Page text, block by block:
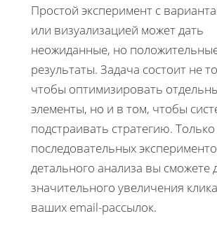
Простой эксперимент с
или визуализацией может дать
неожиданные, но
результаты. Задача состоит не
чтобы оптимизировать
элементы, но и в том, чтобы
подстраивать стратегию.
последовательных
детального анализа вы сможете
значительного увеличения
ваших email-рассылок.